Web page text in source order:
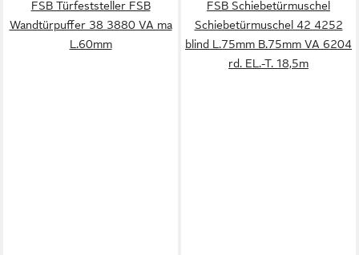
FSB Türfeststeller FSB
Wandtürpuffer 38 3880 VA ma
L.60mm
FSB Schiebetürmuschel
Schiebetürmuschel 42 4252
blind L.75mm B.75mm VA 6204
rd. EL.-T. 18,5m